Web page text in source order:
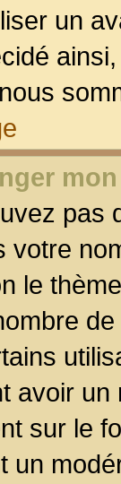
un
pas
votre
le
avoir
sur le
un